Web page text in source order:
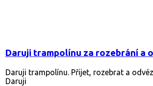
Daruji trampolínu za rozebrání a
Daruji trampolínu. Přijet, rozebrat a
Daruji